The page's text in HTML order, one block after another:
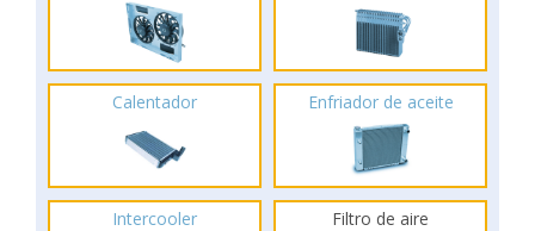
Calentador Enfriador de aceite
Intercooler Filtro de aire